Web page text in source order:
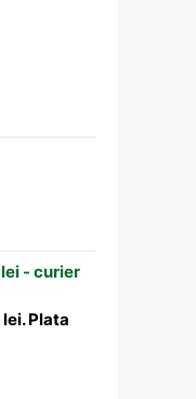
- curier
Plata